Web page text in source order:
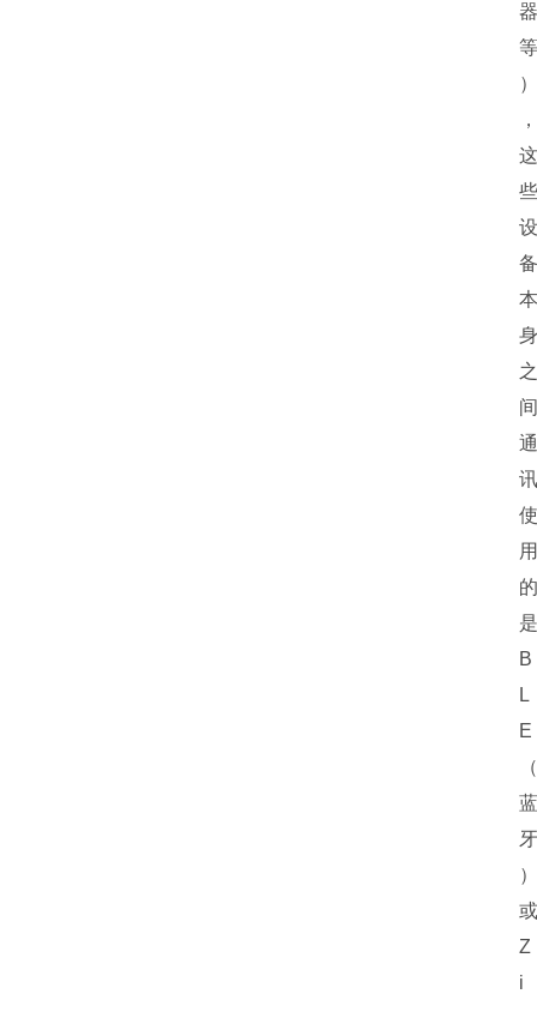
器
等
）
，
这
些
设
备
本
身
之
间
通
讯
使
用
的
是
B
L
E
（
蓝
牙
）
或
Z
i